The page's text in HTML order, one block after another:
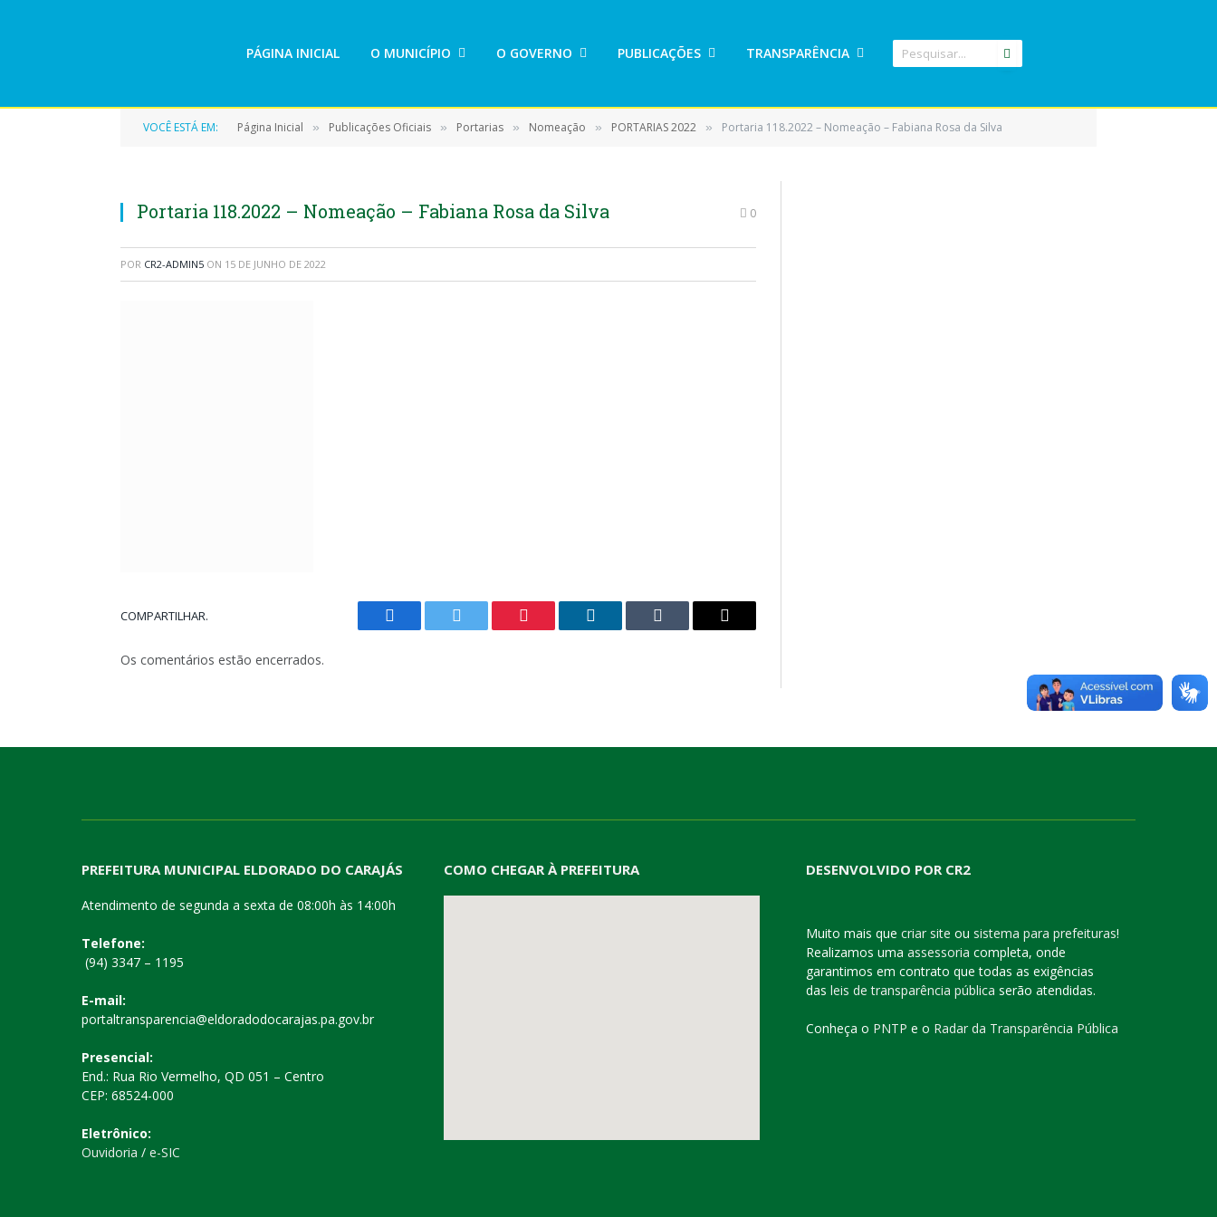
PÁGINA INICIAL O MUNICÍPIO O GOVERNO PUBLICAÇÕES TRANSPARÊNCIA
VOCÊ ESTÁ EM: Página Inicial » Publicações Oficiais » Portarias » Nomeação » PORTARIAS 2022 » Portaria 118.2022 – Nomeação – Fabiana Rosa da Silva
Portaria 118.2022 – Nomeação – Fabiana Rosa da Silva 0
POR CR2-ADMIN5 ON 15 DE JUNHO DE 2022
COMPARTILHAR.
Facebook Twitter Pinterest LinkedIn Tumblr
E-
Os comentários estão encerrados.
PREFEITURA MUNICIPAL ELDORADO DO CARAJÁS
Atendimento de segunda a sexta de 08:00h às 14:00h
Telefone:
(94) 3347 – 1195
E-mail:
portaltransparencia@eldoradodocarajas.pa.gov.br
Presencial:
End.: Rua Rio Vermelho, QD 051 – Centro
CEP: 68524-000
Eletrônico:
Ouvidoria / e-SIC
COMO CHEGAR À PREFEITURA DESENVOLVIDO POR CR2
Muito mais que criar site ou sistema para prefeituras!
Realizamos uma assessoria completa, onde
garantimos em contrato que todas as exigências
das leis de transparência pública serão atendidas.
Conheça o PNTP e o Radar da Transparência Pública